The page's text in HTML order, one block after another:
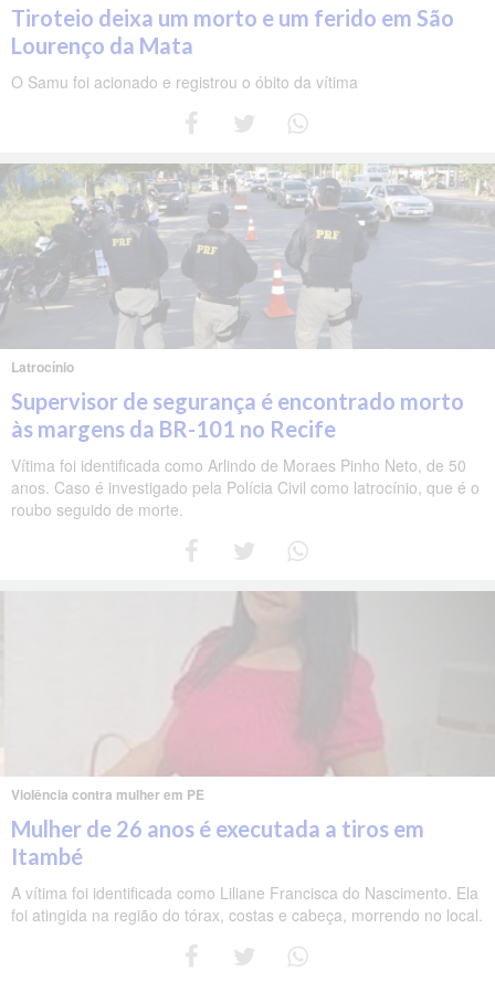
Tiroteio deixa um morto e um ferido em São
Lourenço da Mata
O Samu foi acionado e registrou o óbito da vítima
Latrocínio
Supervisor de segurança é encontrado morto
às margens da BR-101 no Recife
Vítima foi identificada como Arlindo de Moraes Pinho Neto, de 50
anos. Caso é investigado pela Polícia Civil como latrocínio, que é o
roubo seguido de morte.
Violência contra mulher em PE
Mulher de 26 anos é executada a tiros em
Itambé
A vítima foi identificada como Liliane Francisca do Nascimento. Ela
foi atingida na região do tórax, costas e cabeça, morrendo no local.